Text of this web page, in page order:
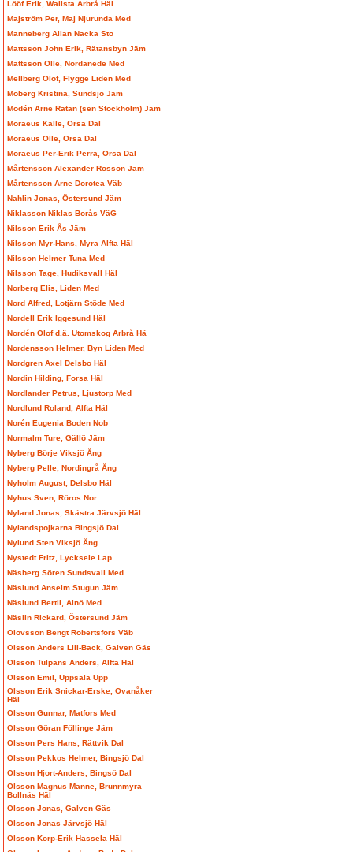
Lööf Erik, Wallsta Arbrå Häl
Majström Per, Maj Njurunda Med
Manneberg Allan Nacka Sto
Mattsson John Erik, Rätansbyn Jäm
Mattsson Olle, Nordanede Med
Mellberg Olof, Flygge Liden Med
Moberg Kristina, Sundsjö Jäm
Modén Arne Rätan (sen Stockholm) Jäm
Moraeus Kalle, Orsa Dal
Moraeus Olle, Orsa Dal
Moraeus Per-Erik Perra, Orsa Dal
Mårtensson Alexander Rossön Jäm
Mårtensson Arne Dorotea Väb
Nahlin Jonas, Östersund Jäm
Niklasson Niklas Borås VäG
Nilsson Erik Ås Jäm
Nilsson Myr-Hans, Myra Alfta Häl
Nilsson Helmer Tuna Med
Nilsson Tage, Hudiksvall Häl
Norberg Elis, Liden Med
Nord Alfred, Lotjärn Stöde Med
Nordell Erik Iggesund Häl
Nordén Olof d.ä. Utomskog Arbrå Hä
Nordensson Helmer, Byn Liden Med
Nordgren Axel Delsbo Häl
Nordin Hilding, Forsa Häl
Nordlander Petrus, Ljustorp Med
Nordlund Roland, Alfta Häl
Norén Eugenia Boden Nob
Normalm Ture, Gällö Jäm
Nyberg Börje Viksjö Ång
Nyberg Pelle, Nordingrå Ång
Nyholm August, Delsbo Häl
Nyhus Sven, Röros Nor
Nyland Jonas, Skästra Järvsjö Häl
Nylandspojkarna Bingsjö Dal
Nylund Sten Viksjö Ång
Nystedt Fritz, Lycksele Lap
Näsberg Sören Sundsvall Med
Näslund Anselm Stugun Jäm
Näslund Bertil, Alnö Med
Näslin Rickard, Östersund Jäm
Olovsson Bengt Robertsfors Väb
Olsson Anders Lill-Back, Galven Gäs
Olsson Tulpans Anders, Alfta Häl
Olsson Emil, Uppsala Upp
Olsson Erik Snickar-Erske, Ovanåker
Häl
Olsson Gunnar, Matfors Med
Olsson Göran Föllinge Jäm
Olsson Pers Hans, Rättvik Dal
Olsson Pekkos Helmer, Bingsjö Dal
Olsson Hjort-Anders, Bingsö Dal
Olsson Magnus Manne, Brunnmyra
Bollnäs Häl
Olsson Jonas, Galven Gäs
Olsson Jonas Järvsjö Häl
Olsson Korp-Erik Hassela Häl